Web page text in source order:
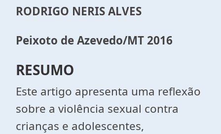
RODRIGO NERIS ALVES
Peixoto de Azevedo/MT 2016
RESUMO
Este artigo apresenta uma reflexão
sobre a violência sexual contra
crianças e adolescentes,